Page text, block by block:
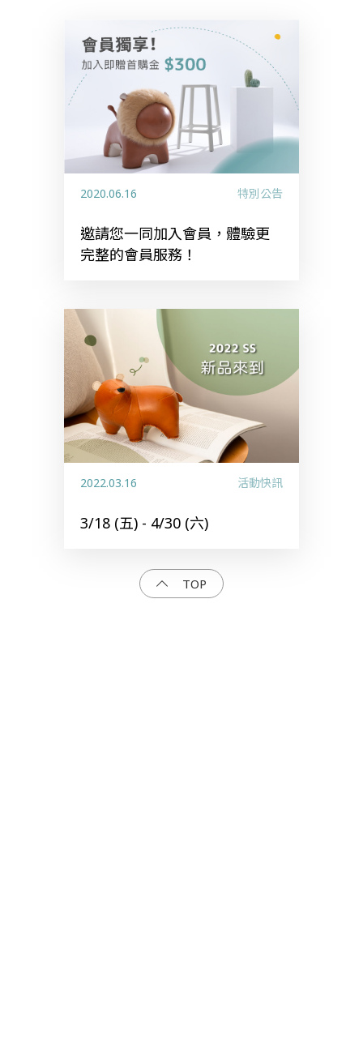
2020.06.16 特別公告
邀請您一同加入會員，體驗更
完整的會員服務！
2022.03.16 活動快訊
3/18 (五) - 4/30 (六)
TOP